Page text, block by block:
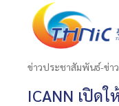
ข่าวประชาสัมพันธ์-ข่าว
ICANN เปิด